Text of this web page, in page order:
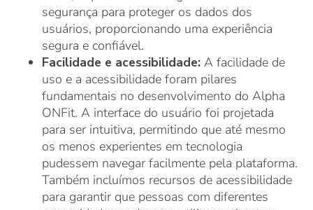
segurança para proteger os dados dos
usuários, proporcionando uma experiência
segura e confiável.
Facilidade e acessibilidade: A facilidade de
uso e a acessibilidade foram pilares
fundamentais no desenvolvimento do Alpha
ONFit. A interface do usuário foi projetada
para ser intuitiva, permitindo que até mesmo
os menos experientes em tecnologia
pudessem navegar facilmente pela plataforma.
Também incluímos recursos de acessibilidade
para garantir que pessoas com diferentes